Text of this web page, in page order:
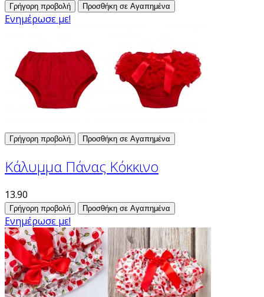
Γρήγορη προβολή Προσθήκη σε Αγαπημένα
Ενημέρωσε με!
Γρήγορη προβολή Προσθήκη σε Αγαπημένα
Κάλυμμα Πάνας Κόκκινο
13.90
Γρήγορη προβολή Προσθήκη σε Αγαπημένα
Ενημέρωσε με!